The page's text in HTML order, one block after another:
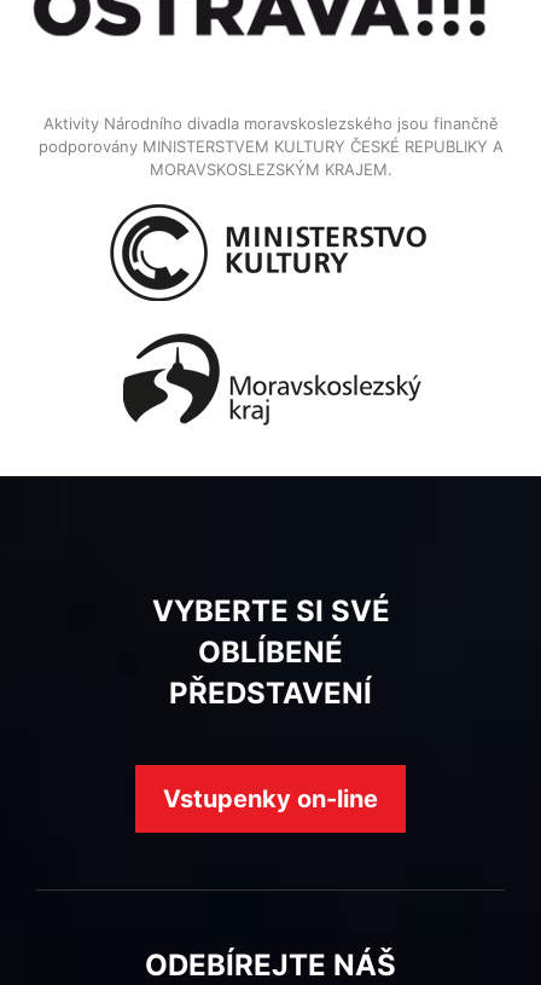
Aktivity Národního divadla moravskoslezského jsou finančně
podporovány MINISTERSTVEM KULTURY ČESKÉ REPUBLIKY A
MORAVSKOSLEZSKÝM KRAJEM.
VYBERTE SI SVÉ
OBLÍBENÉ
PŘEDSTAVENÍ
Vstupenky on-line
ODEBÍREJTE NÁŠ